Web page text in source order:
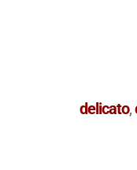
delicato,